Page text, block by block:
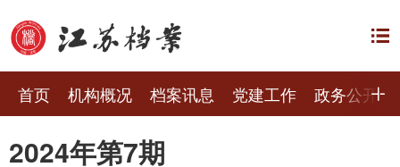
首页 机构概况 档案讯息 党建工作 政务公开
2024年第7期